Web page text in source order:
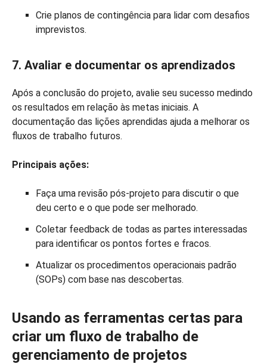
Crie planos de contingência para lidar com desafios
imprevistos.
7. Avaliar e documentar os aprendizados
Após a conclusão do projeto, avalie seu sucesso medindo
os resultados em relação às metas iniciais. A
documentação das lições aprendidas ajuda a melhorar os
fluxos de trabalho futuros.
Principais ações:
Faça uma revisão pós-projeto para discutir o que
deu certo e o que pode ser melhorado.
Coletar feedback de todas as partes interessadas
para identificar os pontos fortes e fracos.
Atualizar os procedimentos operacionais padrão
(SOPs) com base nas descobertas.
Usando as ferramentas certas para
criar um fluxo de trabalho de
gerenciamento de projetos